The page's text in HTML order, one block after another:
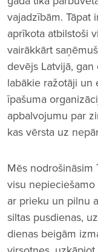
vajadzībām. Tāpat
aprīkota atbilstoši
vairākkārt
devējs Latvijā,
labākie ražotāji un
īpašuma
apbalvojumu par
kas vērsta uz
Mēs nodrošināsim
visu
ar prieku un pilnu
siltas pusdienas,
dienas beigām